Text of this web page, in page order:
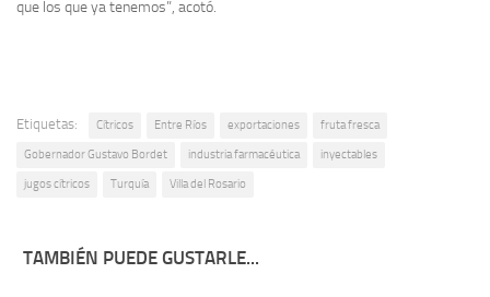
que los que ya tenemos”, acotó.
Etiquetas: Cítricos Entre Ríos exportaciones fruta fresca
Gobernador Gustavo Bordet industria farmacéutica inyectables
jugos cítricos Turquía Villa del Rosario
TAMBIÉN PUEDE GUSTARLE...